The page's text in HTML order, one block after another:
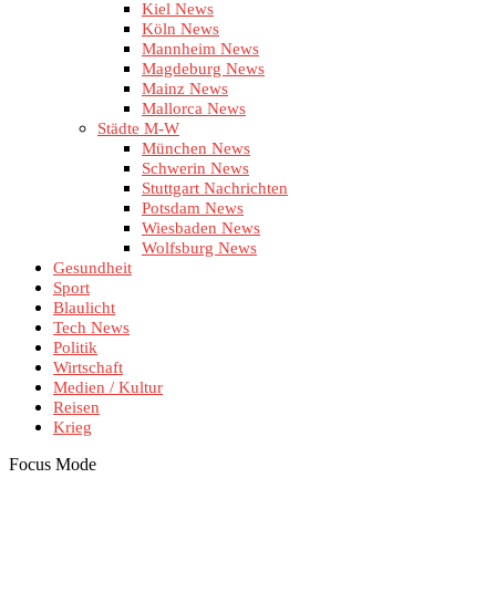
Kiel News
Köln News
Mannheim News
Magdeburg News
Mainz News
Mallorca News
Städte M-W
München News
Schwerin News
Stuttgart Nachrichten
Potsdam News
Wiesbaden News
Wolfsburg News
Gesundheit
Sport
Blaulicht
Tech News
Politik
Wirtschaft
Medien / Kultur
Reisen
Krieg
Focus Mode